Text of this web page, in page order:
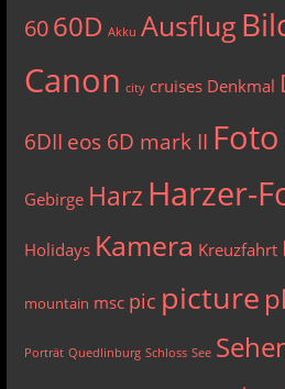
6060D Akku Ausflug
Canon city cruises Denkmal
6DII eos 6D mark II Foto
Gebirge Harz Harzer-
Holidays Kamera Kreuzfahrt
mountain msc pic picture
Porträt Quedlinburg Schloss See